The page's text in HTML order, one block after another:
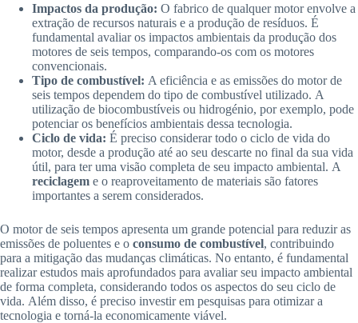
Impactos da produção: O fabrico de qualquer motor envolve a
extração de recursos naturais e a produção de resíduos. É
fundamental avaliar os impactos ambientais da produção dos
motores de seis tempos, comparando-os com os motores
convencionais.
Tipo de combustível: A eficiência e as emissões do motor de
seis tempos dependem do tipo de combustível utilizado. A
utilização de biocombustíveis ou hidrogénio, por exemplo, pode
potenciar os benefícios ambientais dessa tecnologia.
Ciclo de vida: É preciso considerar todo o ciclo de vida do
motor, desde a produção até ao seu descarte no final da sua vida
útil, para ter uma visão completa de seu impacto ambiental. A
reciclagem e o reaproveitamento de materiais são fatores
importantes a serem considerados.
O motor de seis tempos apresenta um grande potencial para reduzir as
emissões de poluentes e o consumo de combustível, contribuindo
para a mitigação das mudanças climáticas. No entanto, é fundamental
realizar estudos mais aprofundados para avaliar seu impacto ambiental
de forma completa, considerando todos os aspectos do seu ciclo de
vida. Além disso, é preciso investir em pesquisas para otimizar a
tecnologia e torná-la economicamente viável.